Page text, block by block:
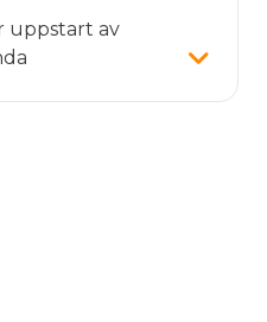
uppstart av